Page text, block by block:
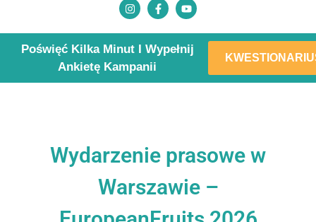
Poświęć Kilka Minut I Wypełnij
Ankietę Kampanii
Wydarzenie prasowe w
Warszawie –